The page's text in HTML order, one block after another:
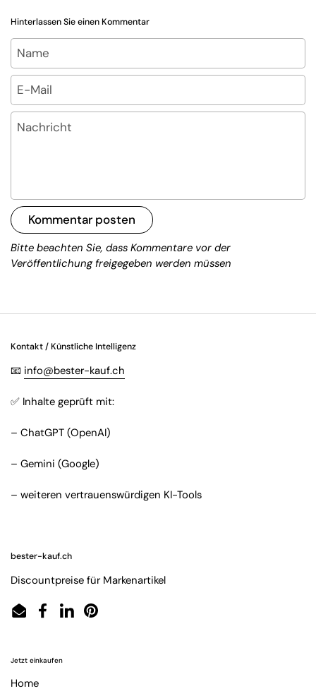
Hinterlassen Sie einen Kommentar
Name
E-Mail
Nachricht
Kommentar posten
Bitte beachten Sie, dass Kommentare vor der
Veröffentlichung freigegeben werden müssen
Kontakt / Künstliche Intelligenz
📧 info@bester-kauf.ch
✅ Inhalte geprüft mit:
– ChatGPT (OpenAI)
– Gemini (Google)
– weiteren vertrauenswürdigen KI-Tools
bester-kauf.ch
Discountpreise für Markenartikel
EmailFacebook
LinkedInPinterest
Jetzt einkaufen
Home